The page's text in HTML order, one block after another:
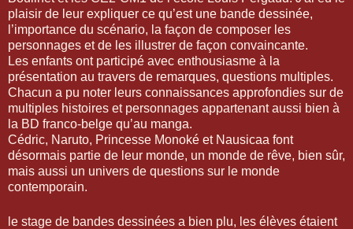
plaisir de leur expliquer ce qu’est une bande dessinée,
l’importance du scénario, la façon de composer les
personnages et de les illustrer de façon convaincante.
Les enfants ont participé avec enthousiasme à la
présentation au travers de remarques, questions multiples.
Chacun a pu noter leurs connaissances approfondies sur de
multiples histoires et personnages appartenant aussi bien à
la BD franco-belge qu’au manga.
Cédric, Naruto, Princesse Monoké et Nausicaa font
désormais partie de leur monde, un monde de rêve, bien sûr,
mais aussi un univers de questions sur le monde
contemporain.
le stage de bandes dessinées a bien plu, les élèves étaient